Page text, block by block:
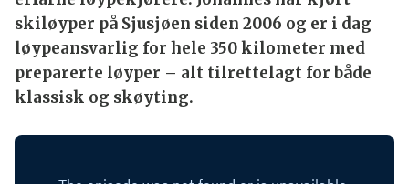
har kjørt skiløyper på Sjusjøen siden 2006
og er i dag løypeansvarlig for hele 350
kilometer med preparerte løyper – alt
tilrettelagt for både klassisk og skøyting.